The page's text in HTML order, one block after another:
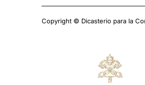
Copyright © Dicasterio para la